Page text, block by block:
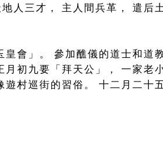
人三才， 主人間兵革， 遣后
會」。 參加醮儀的道士和道
初九要「拜天公」， 一家老
村巡街的習俗。 十二月二十